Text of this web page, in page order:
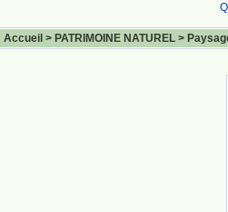
Accueil > PATRIMOINE NATUREL >